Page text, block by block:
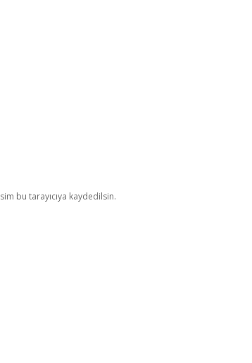
bu tarayıcıya kaydedilsin.